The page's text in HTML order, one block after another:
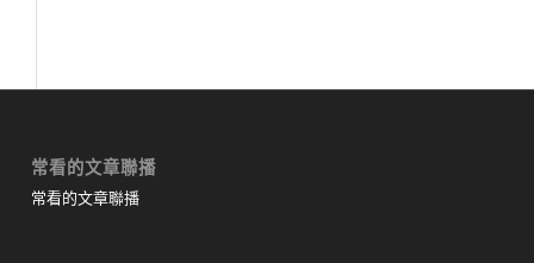
常看的文章聯播
常看的文章聯播